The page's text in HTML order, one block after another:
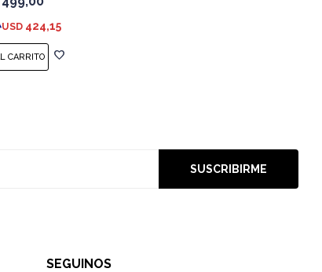
USD 424,15
SUSCRIBIRME
SEGUINOS